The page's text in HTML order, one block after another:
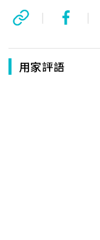
| |
用家評語